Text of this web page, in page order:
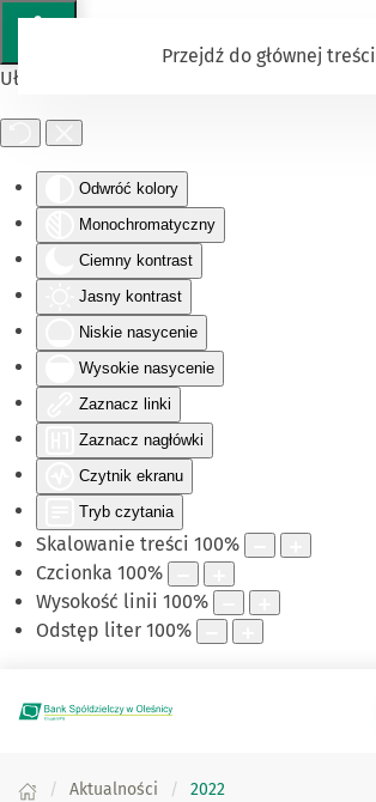
Ułatwienia dostępu
Odwróć kolory
Monochromatyczny
Ciemny kontrast
Jasny kontrast
Niskie nasycenie
Wysokie nasycenie
Zaznacz linki
Zaznacz nagłówki
Czytnik ekranu
Tryb czytania
Skalowanie treści 100%
Czcionka 100%
Wysokość linii 100%
Odstęp liter 100%
Przejdź do głównej treści
Aktualności 2022